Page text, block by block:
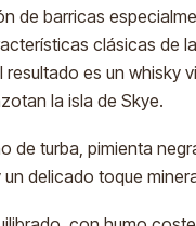
de barricas
clásicas de
resultado es un whisky
la isla de Skye.
de turba, pimienta
delicado toque